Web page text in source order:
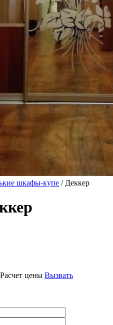
шкафы-купе / Деккер
Расчет цены Вызвать